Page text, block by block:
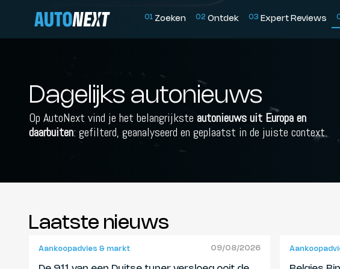
01 Zoeken 02 Ontdek 03 Expert Reviews
Dagelijks autonieuws
Op AutoNext vind je het belangrijkste autonieuws uit Europa en
daarbuiten: gefilterd, geanalyseerd en geplaatst in de juiste context.
Laatste nieuws
Aankoopadvies & markt 09/08/2026